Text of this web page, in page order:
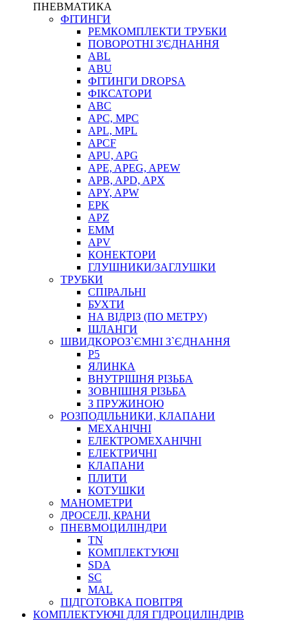
ПНЕВМАТИКА
ФІТИНГИ
РЕМКОМПЛЕКТИ ТРУБКИ
ПОВОРОТНІ З'ЄДНАННЯ
ABL
ABU
ФІТИНГИ DROPSA
ФІКСАТОРИ
ABC
APC, MPC
APL, MPL
APCF
APU, APG
APE, APEG, APEW
APB, APD, APX
APY, APW
EPK
APZ
EMM
APV
КОНЕКТОРИ
ГЛУШНИКИ/ЗАГЛУШКИ
ТРУБКИ
СПІРАЛЬНІ
БУХТИ
НА ВІДРІЗ (ПО МЕТРУ)
ШЛАНГИ
ШВИДКОРОЗ`ЄМНІ З`ЄДНАННЯ
P5
ЯЛИНКА
ВНУТРІШНЯ РІЗЬБА
ЗОВНІШНЯ РІЗЬБА
З ПРУЖИНОЮ
РОЗПОДІЛЬНИКИ, КЛАПАНИ
МЕХАНІЧНІ
ЕЛЕКТРОМЕХАНІЧНІ
ЕЛЕКТРИЧНІ
КЛАПАНИ
ПЛИТИ
КОТУШКИ
МАНОМЕТРИ
ДРОСЕЛІ, КРАНИ
ПНЕВМОЦИЛІНДРИ
TN
КОМПЛЕКТУЮЧІ
SDA
SC
MAL
ПІДГОТОВКА ПОВІТРЯ
КОМПЛЕКТУЮЧІ ДЛЯ ГІДРОЦИЛІНДРІВ